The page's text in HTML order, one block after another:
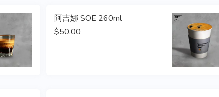
阿吉娜 SOE 260ml
$50.00